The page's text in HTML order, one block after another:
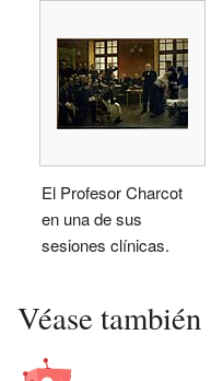
El Profesor Charcot
en una de sus
sesiones clínicas.
Véase también